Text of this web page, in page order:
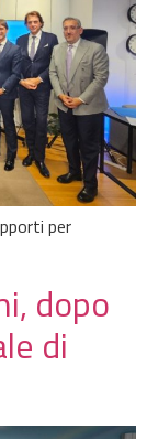
per
dopo
di